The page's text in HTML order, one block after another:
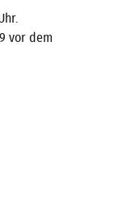
vor dem